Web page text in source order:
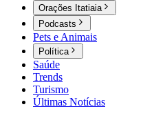
Orações Itatiaia
Podcasts
Pets e Animais
Política
Saúde
Trends
Turismo
Últimas Notícias